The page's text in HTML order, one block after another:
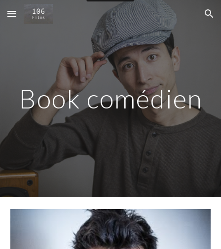
Skip to main content Skip to navigation
Book comédien